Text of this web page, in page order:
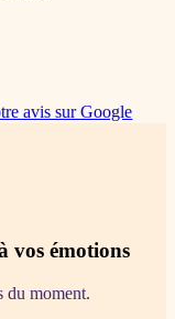
avis sur Google
vos émotions
du moment.